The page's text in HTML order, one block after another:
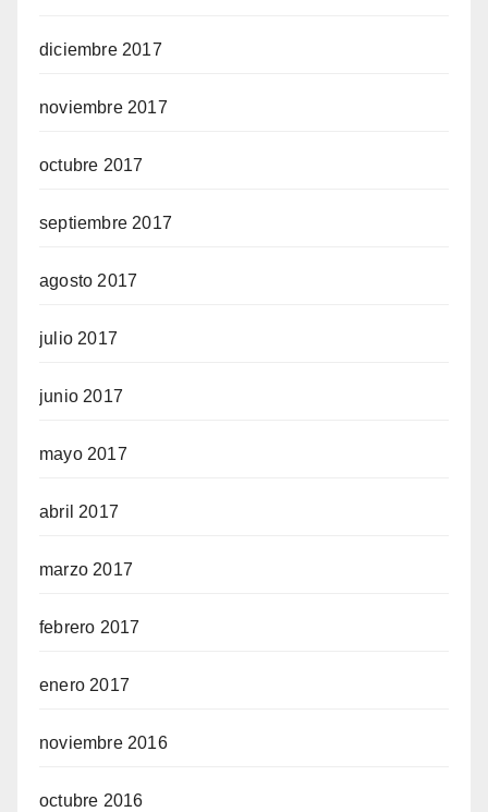
diciembre 2017
noviembre 2017
octubre 2017
septiembre 2017
agosto 2017
julio 2017
junio 2017
mayo 2017
abril 2017
marzo 2017
febrero 2017
enero 2017
noviembre 2016
octubre 2016